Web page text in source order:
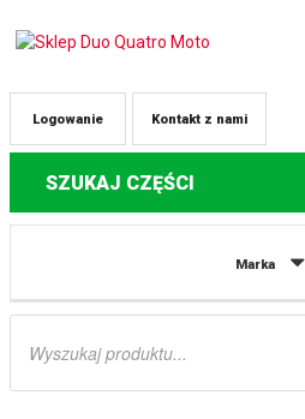
Kontakt z nami
Logowanie
SZUKAJ CZĘŚCI
Marka
Wyszukiwarka
Części do quadów Polaris